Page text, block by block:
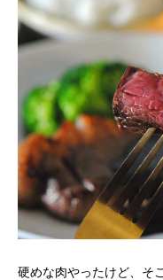
硬めな肉やったけど、そ